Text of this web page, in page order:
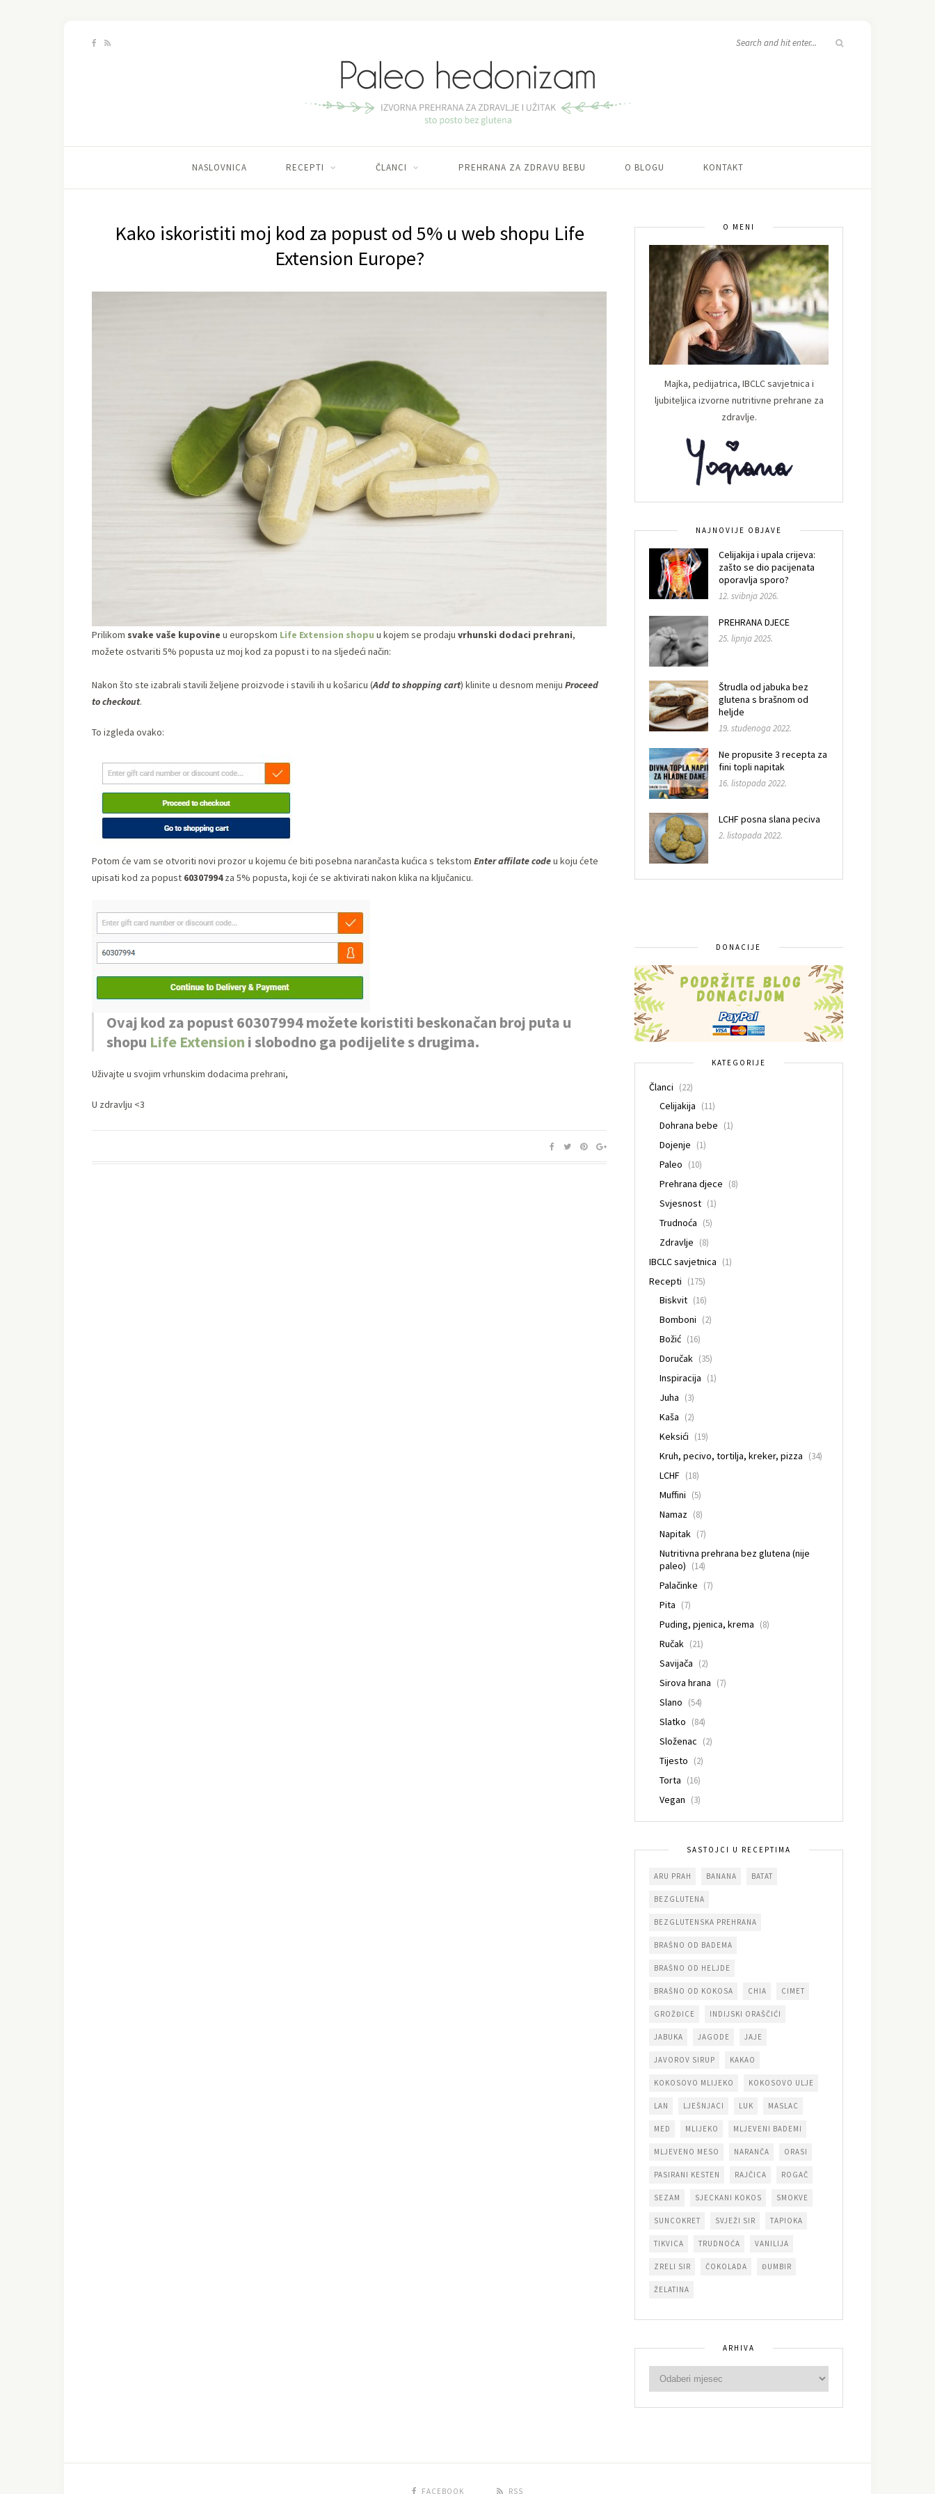
NASLOVNICA RECEPTI ČLANCI PREHRANA ZA ZDRAVU BEBU O BLOGU KONTAKT
Kako iskoristiti moj kod za popust od 5% u web shopu Life
Extension Europe?
Prilikom svake vaše kupovine u europskom Life Extension shopu u kojem se prodaju vrhunski dodaci prehrani,
možete ostvariti 5% popusta uz moj kod za popust i to na sljedeći način:
Nakon što ste izabrali stavili željene proizvode i stavili ih u košaricu (Add to shopping cart) klinite u desnom meniju Proceed
to checkout.
To izgleda ovako:
Potom će vam se otvoriti novi prozor u kojemu će biti posebna narančasta kućica s tekstom Enter affilate codeu koju ćete
upisati kod za popust 60307994za 5% popusta, koji će se aktivirati nakon klika na ključanicu.
Ovaj kod za popust 60307994možete koristiti beskonačan broj puta u
shopu Life Extension i slobodno ga podijelite s drugima.
Uživajte u svojim vrhunskim dodacima prehrani,
U zdravlju <3
O MENI
Majka, pedijatrica, IBCLC savjetnica i
ljubiteljica izvorne nutritivne prehrane za
zdravlje.
NAJNOVIJE OBJAVE
Celijakija i upala crijeva:
zašto se dio pacijenata
oporavlja sporo?
12. svibnja 2026.
PREHRANA DJECE
25. lipnja 2025.
Štrudla od jabuka bez
glutena s brašnom od
heljde
19. studenoga 2022.
Ne propusite 3 recepta za
fini topli napitak
16. listopada 2022.
LCHF posna slana peciva
2. listopada 2022.
DONACIJE
KATEGORIJE
Članci (22)
Celijakija (11)
Dohrana bebe (1)
Dojenje (1)
Paleo (10)
Prehrana djece (8)
Svjesnost (1)
Trudnoća (5)
Zdravlje (8)
IBCLC savjetnica (1)
Recepti (175)
Biskvit (16)
Bomboni (2)
Božić (16)
Doručak (35)
Inspiracija (1)
Juha (3)
Kaša (2)
Keksići (19)
Kruh, pecivo, tortilja, kreker, pizza (34)
LCHF (18)
Muffini (5)
Namaz (8)
Napitak (7)
Nutritivna prehrana bez glutena (nije
paleo) (14)
Palačinke (7)
Pita (7)
Puding, pjenica, krema (8)
Ručak (21)
Savijača (2)
Sirova hrana (7)
Slano (54)
Slatko (84)
Složenac (2)
Tijesto (2)
Torta (16)
Vegan (3)
SASTOJCI U RECEPTIMA
ARU PRAH BANANA BATAT
BEZGLUTENA
BEZGLUTENSKA PREHRANA
BRAŠNO OD BADEMA
BRAŠNO OD HELJDE
BRAŠNO OD KOKOSA CHIA CIMET
GROŽĐICE INDIJSKI ORAŠČIĆI
JABUKA JAGODE JAJE
JAVOROV SIRUP KAKAO
KOKOSOVO MLIJEKO KOKOSOVO ULJE
LAN LJEŠNJACI LUK MASLAC
MED MLIJEKO MLJEVENI BADEMI
MLJEVENO MESO NARANČA ORASI
PASIRANI KESTEN RAJČICA ROGAČ
SEZAM SJECKANI KOKOS SMOKVE
SUNCOKRET SVJEŽI SIR TAPIOKA
TIKVICA TRUDNOĆA VANILIJA
ZRELI SIR ČOKOLADA ĐUMBIR
ŽELATINA
ARHIVA
FACEBOOK RSS